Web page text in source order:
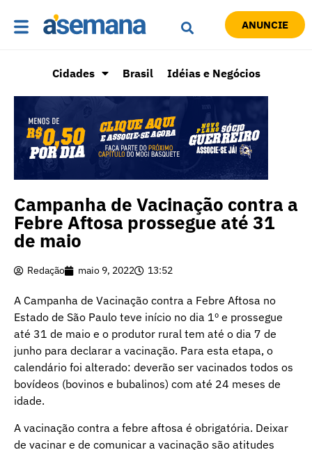
ANUNCIE
Cidades Brasil Idéias e Negócios
Campanha de Vacinação contra a
Febre Aftosa prossegue até 31
de maio
Redação maio 9, 2022 13:52
A Campanha de Vacinação contra a Febre Aftosa no
Estado de São Paulo teve início no dia 1º e prossegue
até 31 de maio e o produtor rural tem até o dia 7 de
junho para declarar a vacinação. Para esta etapa, o
calendário foi alterado: deverão ser vacinados todos os
bovídeos (bovinos e bubalinos) com até 24 meses de
idade.
A vacinação contra a febre aftosa é obrigatória. Deixar
de vacinar e de comunicar a vacinação são atitudes